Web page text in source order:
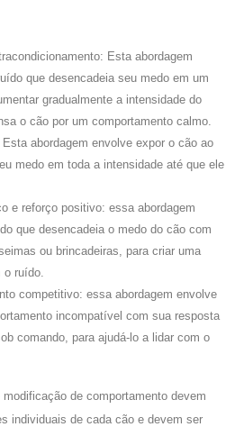
Esta abordagem
que desencadeia seu medo em um
gradualmente a intensidade do
o cão por um comportamento calmo.
Esta abordagem envolve expor o cão ao
medo em toda a intensidade até que ele
e reforço positivo: essa abordagem
que desencadeia o medo do cão com
ou brincadeiras, para criar uma
ruído.
competitivo: essa abordagem envolve
incompatível com sua resposta
comando, para ajudá-lo a lidar com o
de comportamento devem
individuais de cada cão e devem ser